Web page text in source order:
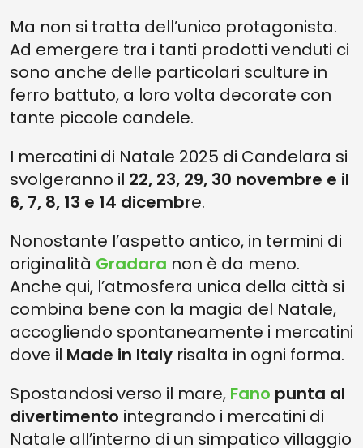
Ma non si tratta dell’unico protagonista.
Ad emergere tra i tanti prodotti venduti ci
sono anche delle particolari sculture in
ferro battuto, a loro volta decorate con
tante piccole candele.
I mercatini di Natale 2025 di Candelara si
svolgeranno il 22, 23, 29, 30 novembre e il
6, 7, 8, 13 e 14 dicembre.
Nonostante l’aspetto antico, in termini di
originalità Gradara non è da meno.
Anche qui, l’atmosfera unica della città si
combina bene con la magia del Natale,
accogliendo spontaneamente i mercatini
dove il Made in Italy risalta in ogni forma.
Spostandosi verso il mare, Fano punta al
divertimento integrando i mercatini di
Natale all’interno di un simpatico villaggio